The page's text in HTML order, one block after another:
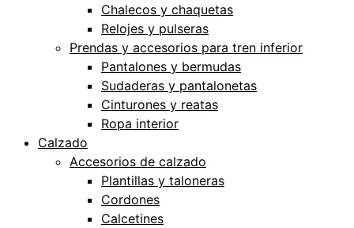
Chalecos y chaquetas
Relojes y pulseras
Prendas y accesorios para tren inferior
Pantalones y bermudas
Sudaderas y pantalonetas
Cinturones y reatas
Ropa interior
Calzado
Accesorios de calzado
Plantillas y taloneras
Cordones
Calcetines